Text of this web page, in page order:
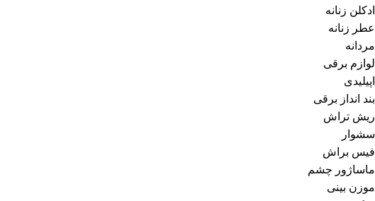
ادکلن زنانه
عطر زنانه
مردانه
لوازم برقی
اپیلیدی
بند انداز برقی
ریش تراش
سشوار
فیس براش
ماساژور چشم
موزن بینی